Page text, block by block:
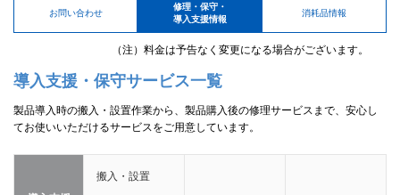
お問い合わせ
修理・保守・
導入支援情報
消耗品情報
（注）料金は予告なく変更になる場合がございます。
導入支援・保守サービス一覧
製品導入時の搬入・設置作業から、製品購入後の修理サービスまで、安心し
てお使いいただけるサービスをご用意しています。
搬入・設置